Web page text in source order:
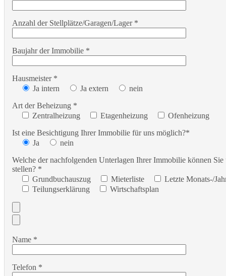
Anzahl der Stellplätze/Garagen/Lager *
Baujahr der Immobilie *
Hausmeister *
Ja intern
Ja extern
nein
Art der Beheizung *
Zentralheizung
Etagenheizung
Ofenheizung
Ist eine Besichtigung Ihrer Immobilie für uns möglich?*
Ja
nein
Welche der nachfolgenden Unterlagen Ihrer Immobilie können
stellen? *
Grundbuchauszug
Mieterliste
Letzte Monats-/
Teilungserklärung
Wirtschaftsplan
Name *
Telefon *